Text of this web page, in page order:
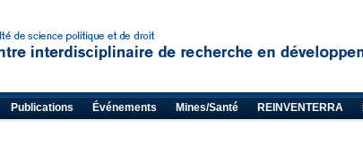
Publications Événements Mines/Santé REINVENTERRA